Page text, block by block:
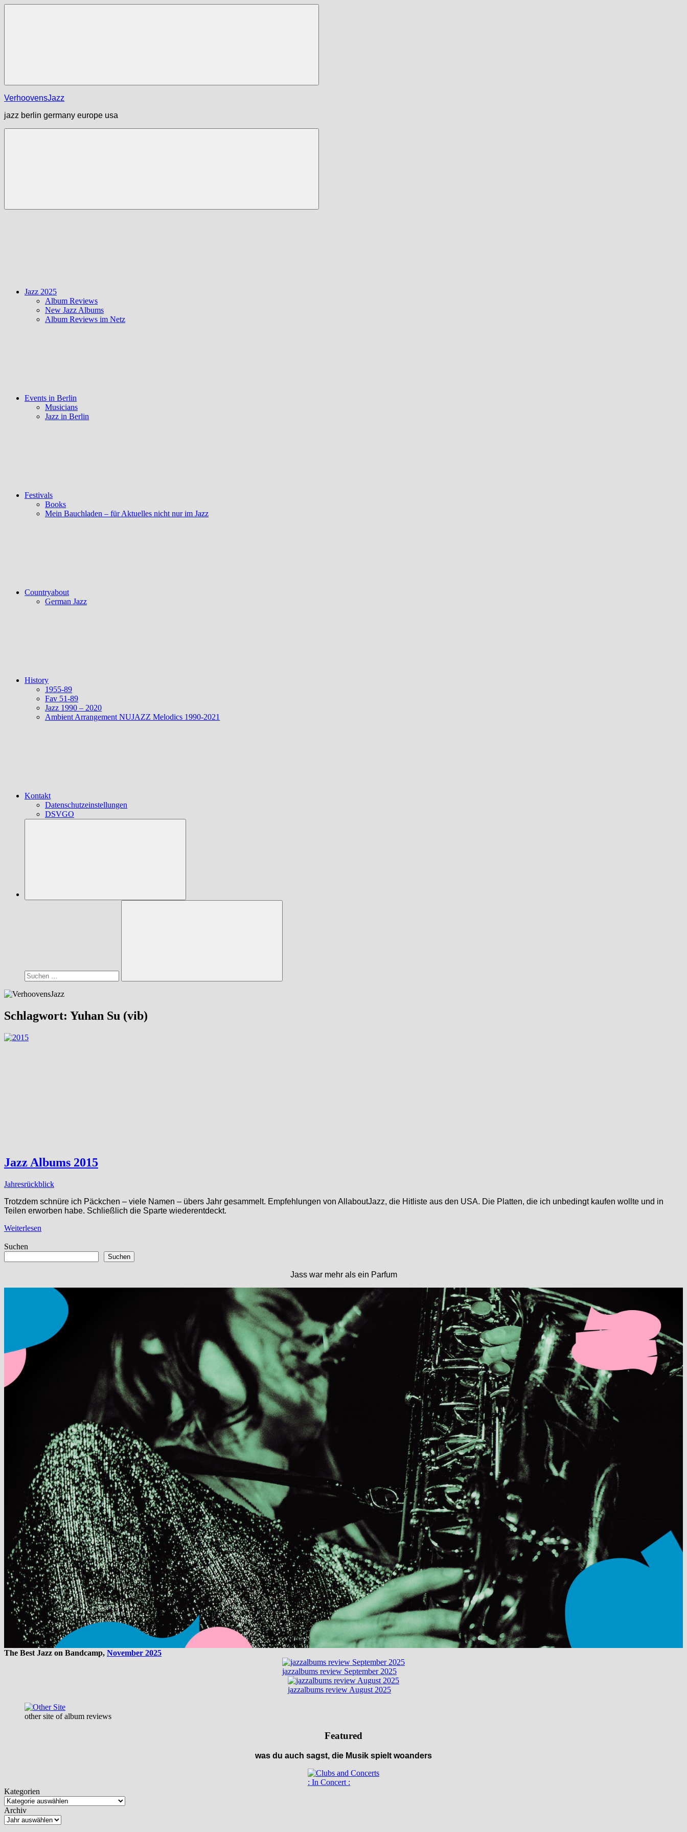
Zum
Menü
VerhoovensJazz
jazz berlin germany europe usa
Menü
Jazz 2025
Album Reviews
New Jazz Albums
Album Reviews im Netz
Events in Berlin
Musicians
Jazz in Berlin
Festivals
Books
Mein Bauchladen – für Aktuelles nicht nur im Jazz
Countryabout
German Jazz
History
1955-89
Fav 51-89
Jazz 1990 – 2020
Ambient Arrangement NUJAZZ Melodics 1990-2021
Kontakt
Datenschutzeinstellungen
DSVGO
Suchen
Schlagwort: Yuhan Su (vib)
Jazz Albums 2015
Jahresrückblick
Trotzdem schnüre ich Päckchen – viele Namen – übers Jahr gesammelt. Empfehlungen von AllaboutJazz, die Hitliste aus den USA. Die Platten, die ich unbedingt kaufen wollte und in
Teilen erworben habe. Schließlich die Sparte wiederentdeckt.
Weiterlesen
Suchen
Suchen
Jass war mehr als ein Parfum
The Best Jazz on Bandcamp, November 2025
jazzalbums review September 2025
jazzalbums review August 2025
other site of album reviews
Featured
was du auch sagst, die Musik spielt woanders
: In Concert :
Kategorien
Archiv